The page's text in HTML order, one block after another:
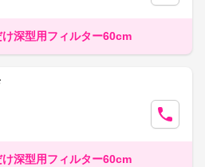
深型用フィルター60cm
深型用フィルター60cm